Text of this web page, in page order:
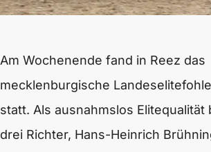
Am Wochenende fand in Reez das
mecklenburgische
statt. Als ausnahmslos Elitequalität
drei Richter, Hans-Heinrich